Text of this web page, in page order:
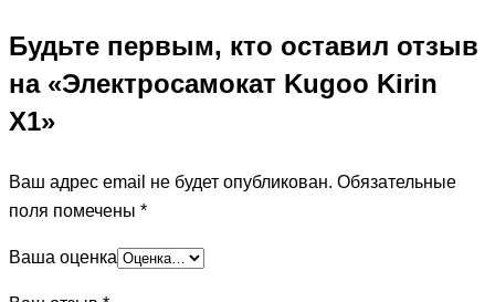
Будьте первым, кто оставил отзыв
на «Электросамокат Kugoo Kirin
X1»
Ваш адрес email не будет опубликован. Обязательные
поля помечены *
Ваша оценка